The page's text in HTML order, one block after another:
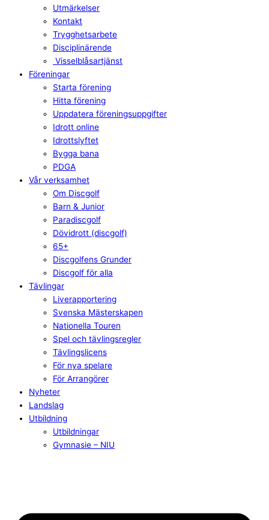
Utmärkelser
Kontakt
Trygghetsarbete
Disciplinärende
Visselblåsartjänst
Föreningar
Starta förening
Hitta förening
Uppdatera föreningsuppgifter
Idrott online
Idrottslyftet
Bygga bana
PDGA
Vår verksamhet
Om Discgolf
Barn & Junior
Paradiscgolf
Dövidrott (discgolf)
65+
Discgolfens Grunder
Discgolf för alla
Tävlingar
Liverapportering
Svenska Mästerskapen
Nationella Touren
Spel och tävlingsregler
Tävlingslicens
För nya spelare
För Arrangörer
Nyheter
Landslag
Utbildning
Utbildningar
Gymnasie – NIU